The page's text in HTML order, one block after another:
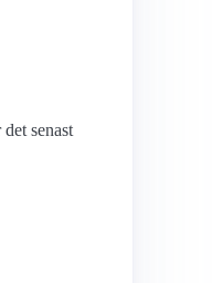
senast